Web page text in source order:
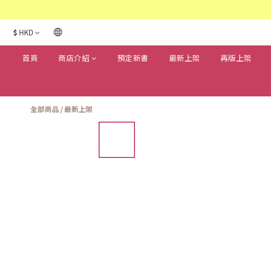
$ HKD
首頁 商店介紹 預定新書 最新上架 再版上架
全部商品 /最新上架